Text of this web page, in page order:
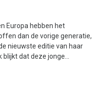
Europa hebben het
dan de vorige generatie,
nieuwste editie van haar
dat deze jonge...